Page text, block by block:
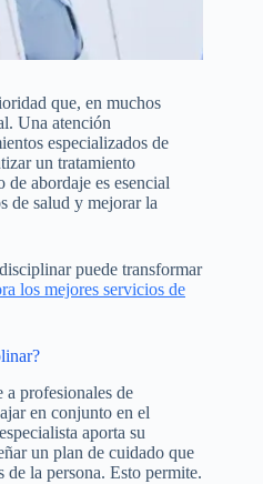
que, en muchos
Una atención
especializados de
un tratamiento
abordaje es esencial
de salud y mejorar la
puede transformar
los mejores servicios de
profesionales de
en conjunto en el
aporta su
un plan de cuidado que
de la persona. Esto permite.